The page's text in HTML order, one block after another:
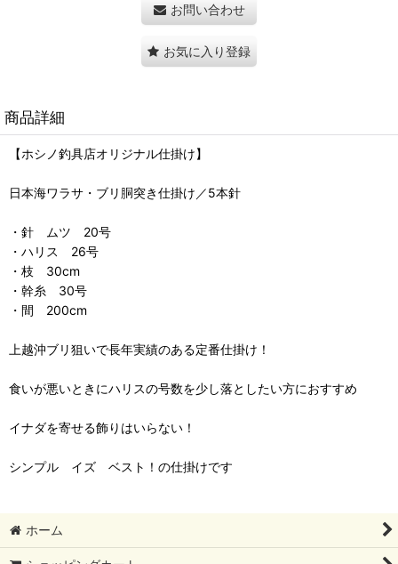
お問い合わせ
お気に入り登録
商品詳細
【ホシノ釣具店オリジナル仕掛け】
日本海ワラサ・ブリ胴突き仕掛け／5本針
・針 ムツ 20号
・ハリス 26号
・枝 30cm
・幹糸 30号
・間 200cm
上越沖ブリ狙いで長年実績のある定番仕掛け！
食いが悪いときにハリスの号数を少し落としたい方におすすめ
イナダを寄せる飾りはいらない！
シンプル イズ ベスト！の仕掛けです
ホーム